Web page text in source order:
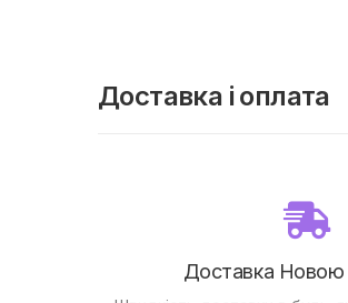
Доставка і оплата
Доставка